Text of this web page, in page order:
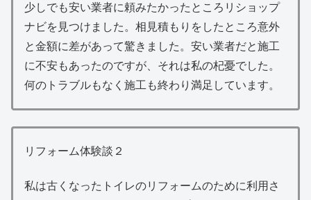
少しでも安い業者に頼みたかったところリショップ
ナビを見つけました。相見積もりをしたところ意外
と金額に差があって驚きました。安い業者だと施工
に不安もあったのですが、それは私の杞憂でした。
何のトラブルもなく施工も終わり満足しています。
リフォーム体験談２
私は古くなったトイレのリフォームのために利用さ